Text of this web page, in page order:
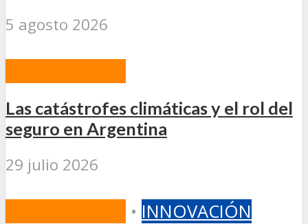
5 agosto 2026
Las catástrofes climáticas y el rol del
seguro en Argentina
29 julio 2026
• INNOVACIÓN